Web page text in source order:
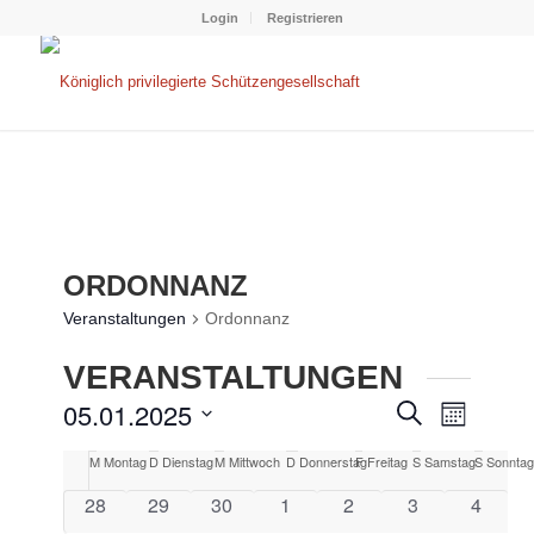
Login Registrieren
ORDONNANZ
Veranstaltungen Ordonnanz
VERANSTALTUNGEN
SUCHE
Suche
Monat
05.01.2025
wählen.
KALENDER
VON
MMontagD DienstagMMittwoch D Donnerstag
FFreitag SSamstagSSonntag
0
28
0
29
0
30
0
1
0
2
0
3
0
4